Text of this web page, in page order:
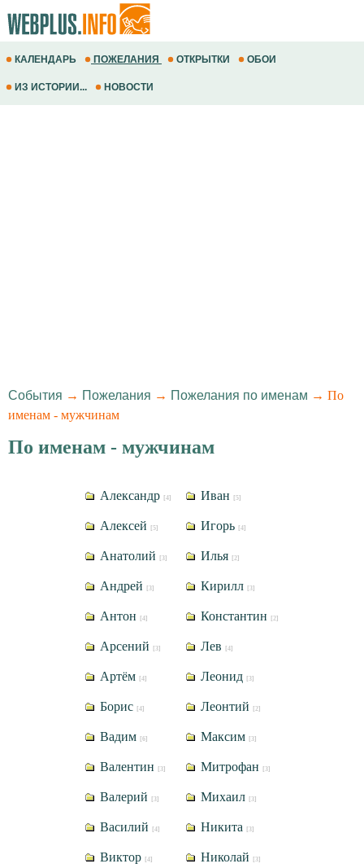
КАЛЕНДАРЬ ПОЖЕЛАНИЯ ОТКРЫТКИ ОБОИ
ИЗ ИСТОРИИ... НОВОСТИ
События → Пожелания → Пожелания по именам → По
именам - мужчинам
По именам - мужчинам
Александр [4] Иван [5]
Алексей [5] Игорь [4]
Анатолий [3] Илья [2]
Андрей [3] Кирилл [3]
Антон [4] Константин [2]
Арсений [3] Лев [4]
Артём [4] Леонид [3]
Борис [4] Леонтий [2]
Вадим [6] Максим [3]
Валентин [3] Митрофан [3]
Валерий [3] Михаил [3]
Василий [4] Никита [3]
Виктор [4] Николай [3]